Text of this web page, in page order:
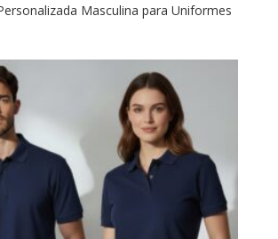
Masculina para Uniformes